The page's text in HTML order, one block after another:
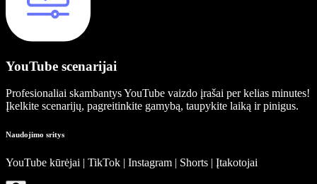
YouTube scenarijai
Profesionaliai skambantys YouTube vaizdo įrašai per kelias minutes!
Įkelkite scenarijų, pagreitinkite gamybą, taupykite laiką ir pinigus.
Naudojimo sritys
YouTube kūrėjai | TikTok | Instagram | Shorts | Įtakotojai